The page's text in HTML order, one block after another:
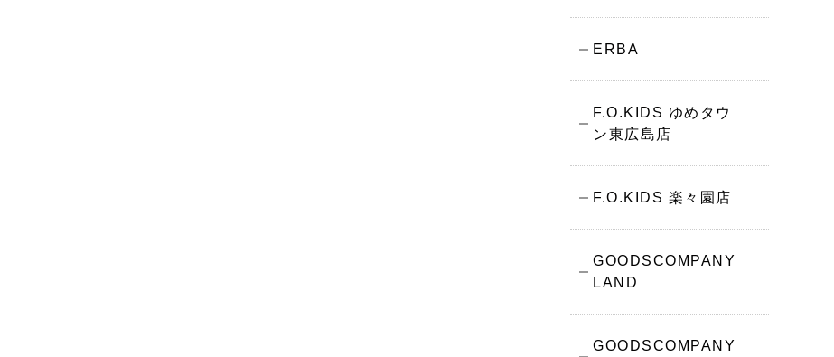
ERBA
F.O.KIDS ゆめタウ
ン東広島店
F.O.KIDS 楽々園店
GOODSCOMPANY
LAND
GOODSCOMPANY